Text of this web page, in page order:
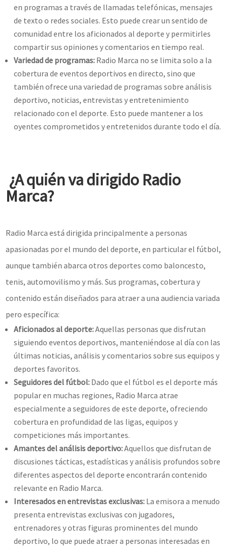
en programas a través de llamadas telefónicas, mensajes
de texto o redes sociales. Esto puede crear un sentido de
comunidad entre los aficionados al deporte y permitirles
compartir sus opiniones y comentarios en tiempo real.
Variedad de programas: Radio Marca no se limita solo a la
cobertura de eventos deportivos en directo, sino que
también ofrece una variedad de programas sobre análisis
deportivo, noticias, entrevistas y entretenimiento
relacionado con el deporte. Esto puede mantener a los
oyentes comprometidos y entretenidos durante todo el día.
¿A quién va dirigido Radio
Marca?
Radio Marca está dirigida principalmente a personas
apasionadas por el mundo del deporte, en particular el fútbol,
aunque también abarca otros deportes como baloncesto,
tenis, automovilismo y más. Sus programas, cobertura y
contenido están diseñados para atraer a una audiencia variada
pero específica:
Aficionados al deporte:Aquellas personas que disfrutan
siguiendo eventos deportivos, manteniéndose al día con las
últimas noticias, análisis y comentarios sobre sus equipos y
deportes favoritos.
Seguidores del fútbol: Dado que el fútbol es el deporte más
popular en muchas regiones, Radio Marca atrae
especialmente a seguidores de este deporte, ofreciendo
cobertura en profundidad de las ligas, equipos y
competiciones más importantes.
Amantes del análisis deportivo:Aquellos que disfrutan de
discusiones tácticas, estadísticas y análisis profundos sobre
diferentes aspectos del deporte encontrarán contenido
relevante en Radio Marca.
Interesados en entrevistas exclusivas: La emisora a menudo
presenta entrevistas exclusivas con jugadores,
entrenadores y otras figuras prominentes del mundo
deportivo, lo que puede atraer a personas interesadas en